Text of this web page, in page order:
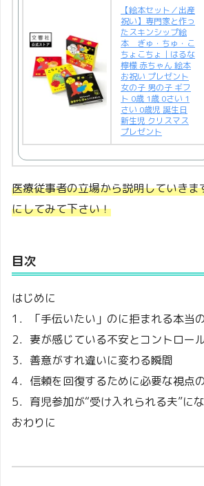
【絵本セット／出産
祝い】専門家と作っ
たスキンシップ絵
本 ぎゅ・ちゅ・こ
ちょこちょ｜はるな
檸檬 赤ちゃん 絵本
お祝い プレゼント
女の子 男の子 ギフ
ト 0歳 1歳 0さい 1
さい 0歳児 誕生日
新生児 クリスマス
プレゼント
医療従事者の立場から説明していきま
にしてみて下さい！
目次
はじめに
1．「手伝いたい」のに拒まれる本当
2．妻が感じている不安とコントロー
3．善意がすれ違いに変わる瞬間
4．信頼を回復するために必要な視点
5．育児参加が“受け入れられる夫”に
おわりに